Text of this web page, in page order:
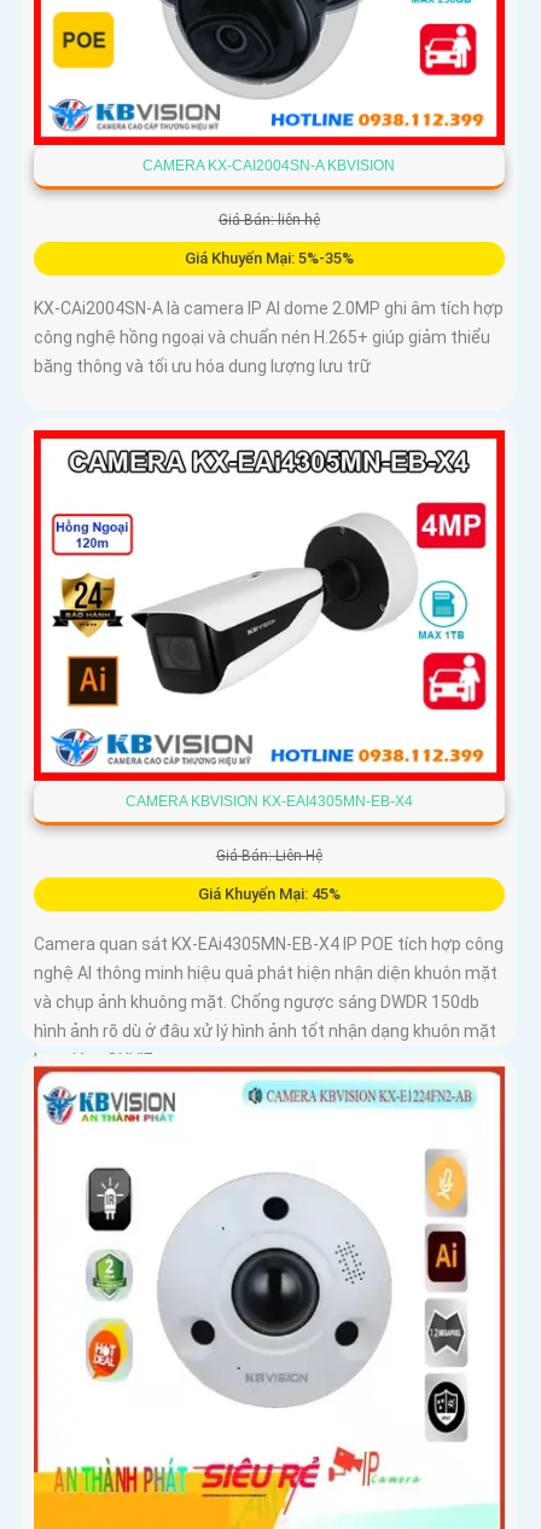
CAMERA KX-CAI2004SN-A KBVISION
Giá Bán: liên hệ
Giá Khuyến Mại: 5%-35%
KX-CAi2004SN-A là camera IP AI dome 2.0MP ghi âm tích hợp
công nghệ hồng ngoại và chuẩn nén H.265+ giúp giảm thiểu
băng thông và tối ưu hóa dung lượng lưu trữ
CAMERA KBVISION KX-EAI4305MN-EB-X4
Giá Bán: Liên Hệ
Giá Khuyến Mại: 45%
Camera quan sát KX-EAi4305MN-EB-X4 IP POE tích hợp công
nghệ AI thông minh hiệu quả phát hiện nhận diện khuôn mặt
và chụp ảnh khuông mặt. Chống ngược sáng DWDR 150db
hình ảnh rõ dù ở đâu xử lý hình ảnh tốt nhận dạng khuôn mặt
ban đêm ONVIF